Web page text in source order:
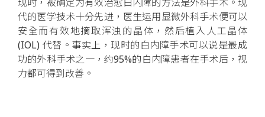
代的医学技术十分先进，医生运用显微外科手术便可以
安全而有效地摘取浑浊的晶体，然后植入人工晶体
(IOL) 代替。事实上，现时的白内障手术可以说是最成
功的外科手术之一，约95%的白内障患者在手术后，视
力都可得到改善。